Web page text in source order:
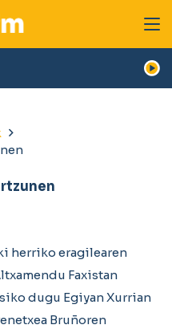
herriko eragilearen
Faxistan
dugu Egiyan Xurrian
Bruñoren